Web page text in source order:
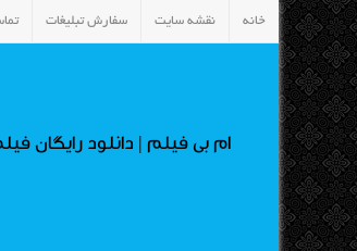
خانه نقشه سایت سفارش تبلیغات
ام بی فیلم | دانلود رایگان